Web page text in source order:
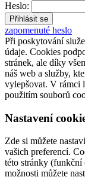
Heslo:
zapomenuté heslo
Při poskytování
údaje. Cookies
stránek, ale díky
náš web a služby,
vylepšovat. V rámci
použitím souborů
Nastavení
Zde si můžete
vašich preferencí.
této stránky (funkční
možnosti můžete